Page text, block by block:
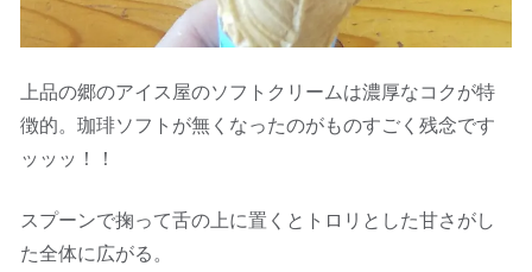
上品の郷のアイス屋のソフトクリームは濃厚なコクが特
徴的。珈琲ソフトが無くなったのがものすごく残念です
ッッッ！！
スプーンで掬って舌の上に置くとトロリとした甘さがし
た全体に広がる。